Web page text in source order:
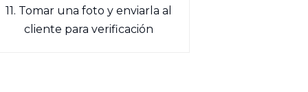
11. Tomar una foto y enviarla al
cliente para verificación